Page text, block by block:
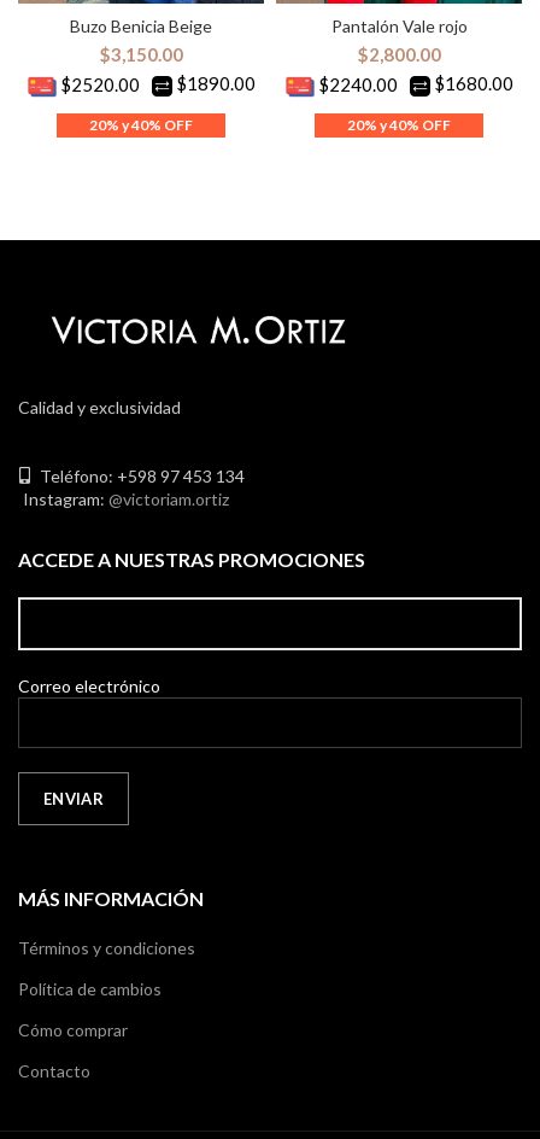
Buzo Benicia Beige
$3,150.00
$2520.00
$1890.00
Pantalón Vale rojo
$2,800.00
$2240.00
$1680.00
Calidad y exclusividad
Teléfono: +598 97 453 134
Instagram: @victoriam.ortiz
ACCEDE A NUESTRAS PROMOCIONES
Correo electrónico
MÁS INFORMACIÓN
Términos y condiciones
Política de cambios
Cómo comprar
Contacto